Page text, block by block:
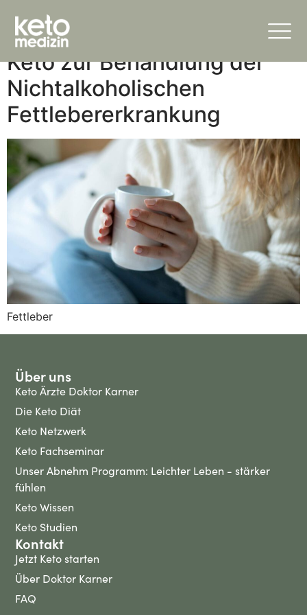
Kategorie: Fettleber
Keto zur Behandlung der
Nichtalkoholischen
Fettlebererkrankung
Fettleber
Über uns
Keto Ärzte Doktor Karner
Die Keto Diät
Keto Netzwerk
Keto Fachseminar
Unser Abnehm Programm: Leichter Leben - stärker
fühlen
Keto Wissen
Keto Studien
Kontakt
Jetzt Keto starten
Über Doktor Karner
FAQ